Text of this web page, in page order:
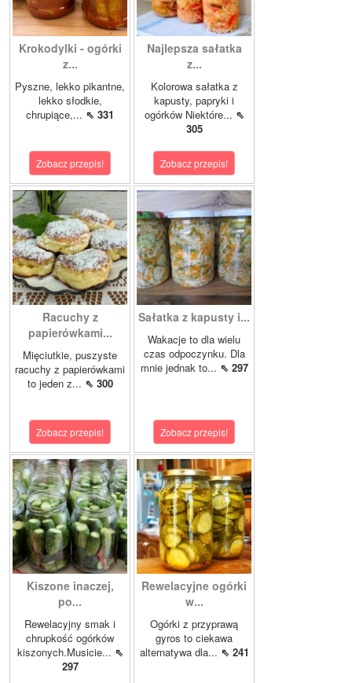
Krokodylki - ogórki
z...
Pyszne, lekko pikantne,
lekko słodkie,
chrupiące,... ⇖ 331
Zobacz przepis!
Najlepsza sałatka
z...
Kolorowa sałatka z
kapusty, papryki i
ogórków Niektóre... ⇖
305
Zobacz przepis!
Racuchy z
papierówkami...
Mięciutkie, puszyste
racuchy z papierówkami
to jeden z... ⇖ 300
Zobacz przepis!
Sałatka z kapusty i...
Wakacje to dla wielu
czas odpoczynku. Dla
mnie jednak to... ⇖ 297
Zobacz przepis!
Kiszone inaczej,
po...
Rewelacyjny smak i
chrupkość ogórków
kiszonych.Musicie... ⇖
297
Rewelacyjne ogórki
w...
Ogórki z przyprawą
gyros to ciekawa
alternatywa dla... ⇖ 241